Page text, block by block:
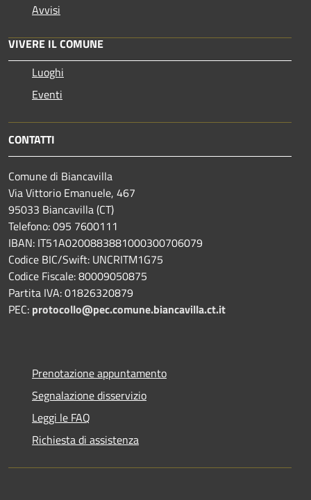
Avvisi
VIVERE IL COMUNE
Luoghi
Eventi
CONTATTI
Comune di Biancavilla
Via Vittorio Emanuele, 467
95033 Biancavilla (CT)
Telefono: 095 7600111
IBAN: IT51A0200883881000300706079
Codice BIC/Swift: UNCRITM1G75
Codice Fiscale: 80009050875
Partita IVA: 01826320879
PEC: protocollo@pec.comune.biancavilla.ct.it
Prenotazione appuntamento
Segnalazione disservizio
Leggi le FAQ
Richiesta di assistenza